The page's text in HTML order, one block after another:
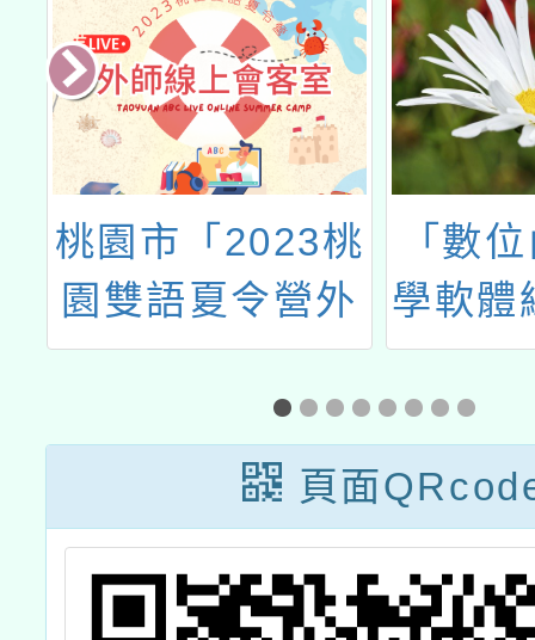
桃園市「2023桃
園雙語夏令營外
師線上會客室」
「數
學軟體
頁面